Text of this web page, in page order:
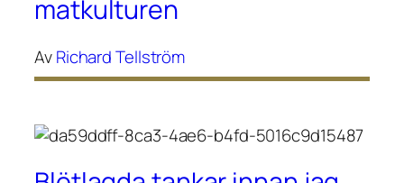
matkulturen
AvRichard Tellström